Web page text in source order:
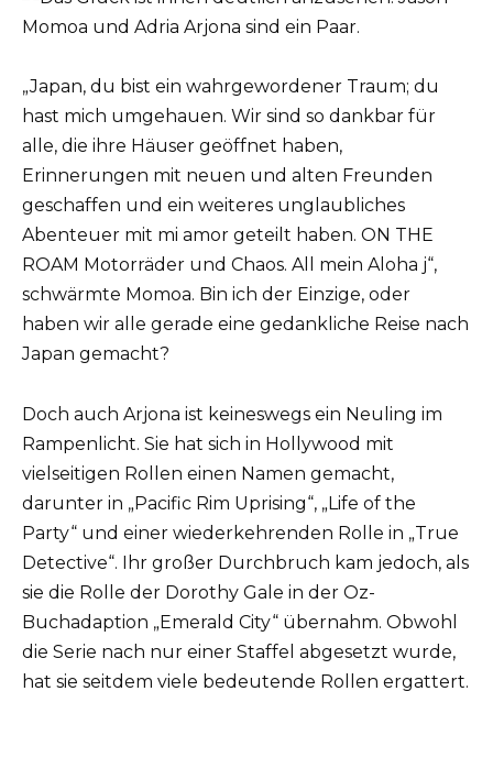
„Japan, du bist ein wahrgewordener Traum; du
hast mich umgehauen. Wir sind so dankbar für
alle, die ihre Häuser geöffnet haben,
Erinnerungen mit neuen und alten Freunden
geschaffen und ein weiteres unglaubliches
Abenteuer mit mi amor geteilt haben. ON THE
ROAM Motorräder und Chaos. All mein Aloha j“,
schwärmte Momoa. Bin ich der Einzige, oder
haben wir alle gerade eine gedankliche Reise nach
Japan gemacht?
Doch auch Arjona ist keineswegs ein Neuling im
Rampenlicht. Sie hat sich in Hollywood mit
vielseitigen Rollen einen Namen gemacht,
darunter in „Pacific Rim Uprising“, „Life of the
Party“ und einer wiederkehrenden Rolle in „True
Detective“. Ihr großer Durchbruch kam jedoch, als
sie die Rolle der Dorothy Gale in der Oz-
Buchadaption „Emerald City“ übernahm. Obwohl
die Serie nach nur einer Staffel abgesetzt wurde,
hat sie seitdem viele bedeutende Rollen ergattert.